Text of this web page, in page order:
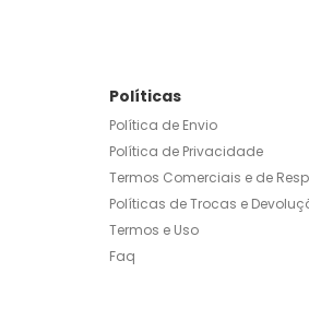
Políticas
Política de Envio
Política de Privacidade
Termos Comerciais e de
Políticas de Trocas e
Termos e Uso
Faq